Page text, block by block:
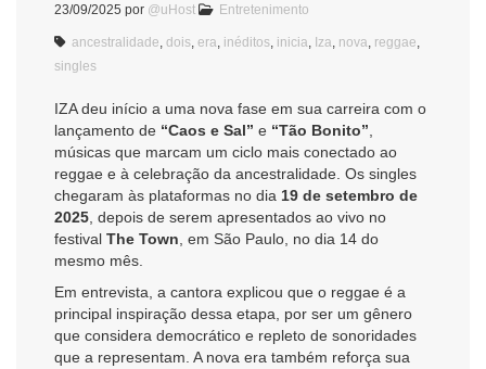
23/09/2025 por @uHost Entretenimento
ancestralidade dois era inéditos inicia Iza nova reggae
singles
IZA deu início a uma nova fase em sua carreira com o
lançamento de “Caos e Sal” e “Tão Bonito”
músicas que marcam um ciclo mais conectado ao
reggae e à celebração da ancestralidade. Os singles
chegaram às plataformas no dia 19 de setembro de
2025 , depois de serem apresentados ao vivo no
festival The Town , em São Paulo, no dia 14 do
mesmo mês.
Em entrevista, a cantora explicou que o reggae é a
principal inspiração dessa etapa, por ser um gênero
que considera democrático e repleto de sonoridades
que a representam. A nova era também reforça sua